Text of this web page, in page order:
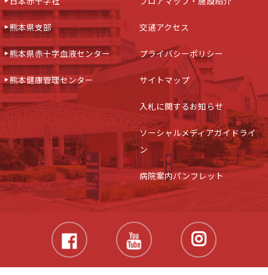
熊本県支部
熊本県赤十字血液センター
熊本健康管理センター
交通アクセス
プライバシーポリシー
サイトマップ
入札に関するお知らせ
ソーシャルメディアガイドライ
ン
病院案内パンフレット